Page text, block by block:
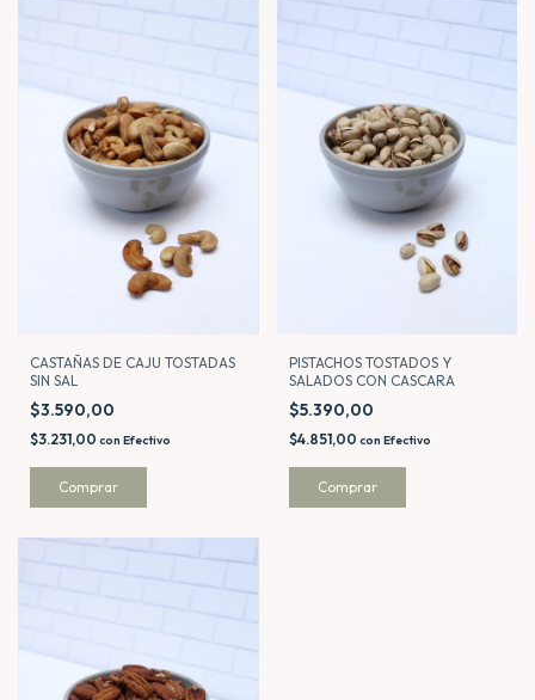
CASTAÑAS DE CAJU TOSTADAS
SIN SAL
$3.590,00
$3.231,00 con Efectivo
Comprar
PISTACHOS TOSTADOS Y
SALADOS CON CASCARA
$5.390,00
$4.851,00 con Efectivo
Comprar